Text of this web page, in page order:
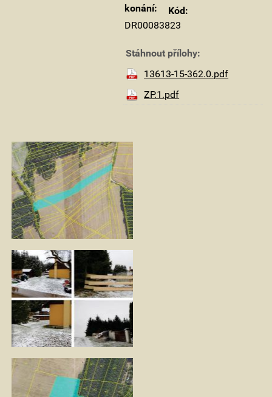
konání:
Kód:
DR00083823
Stáhnout přílohy:
13613-15-362.0.pdf
ZP.1.pdf